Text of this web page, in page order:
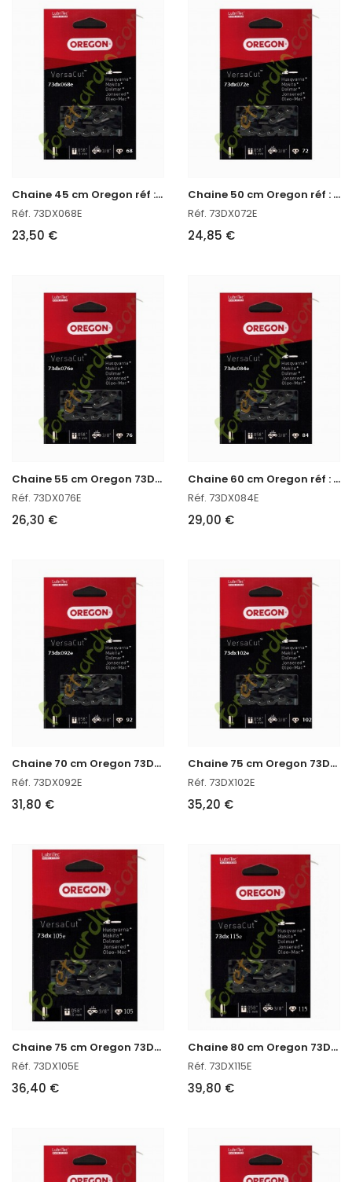
C
haine 45 cm Oregon réf : 73DX068E
Réf. 73DX068E
23,50 €
C
haine 50 cm Oregon réf : 73DX072E
Réf. 73DX072E
24,85 €
C
haine 55 cm Oregon 73DX076E
Réf. 73DX076E
26,30 €
C
haine 60 cm Oregon réf : 73DX084E
Réf. 73DX084E
29,00 €
C
haine 70 cm Oregon 73DX092E
Réf. 73DX092E
31,80 €
C
haine 75 cm Oregon 73DX102E
Réf. 73DX102E
35,20 €
C
haine 75 cm Oregon 73DX105E
Réf. 73DX105E
36,40 €
C
haine 80 cm Oregon 73DX115E
Réf. 73DX115E
39,80 €